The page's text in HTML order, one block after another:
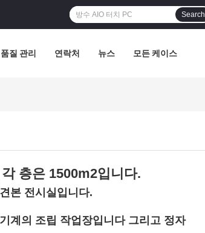
Search
품질 관리 연락처 뉴스 모든 케이스
층은 1500m2입니다.
본 전시실입니다.
계의 조립 작업장입니다 그리고 정자